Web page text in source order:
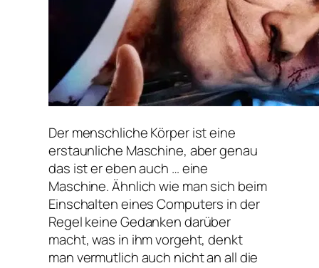
Der menschliche Körper ist eine
erstaunliche Maschine, aber genau
das ist er eben auch … eine
Maschine. Ähnlich wie man sich beim
Einschalten eines Computers in der
Regel keine Gedanken darüber
macht, was in ihm vorgeht, denkt
man vermutlich auch nicht an all die